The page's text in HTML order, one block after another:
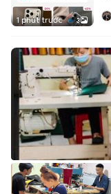
1 phút trước 3